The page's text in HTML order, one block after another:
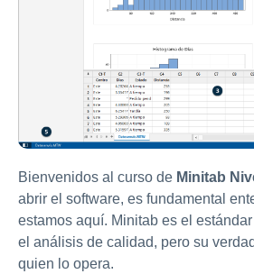
Bienvenidos al curso de Minitab
abrir el software, es fundamental
estamos aquí. Minitab es el
el análisis de calidad, pero su
quien lo opera.